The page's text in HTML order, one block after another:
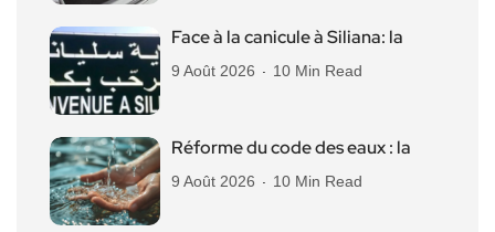
Face à la canicule à Siliana: la
9 Août 2026 10 Min Read
Réforme du code des eaux : la
9 Août 2026 10 Min Read